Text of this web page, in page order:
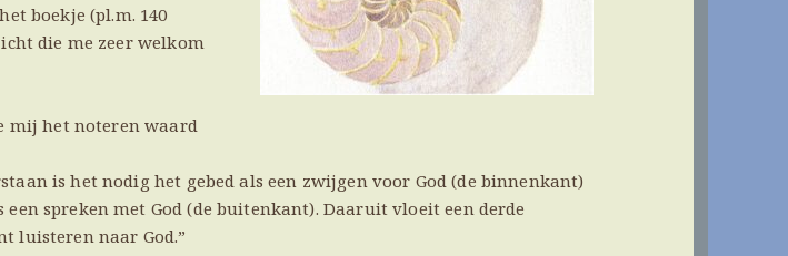
boekje (pl.m. 140
die me zeer welkom
mij het noteren waard
is het nodig het gebed als een zwijgen voor God (de binnenkant)
spreken met God (de buitenkant). Daaruit vloeit een derde
luisteren naar God.”